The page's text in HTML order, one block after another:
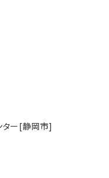
ター[静岡市]